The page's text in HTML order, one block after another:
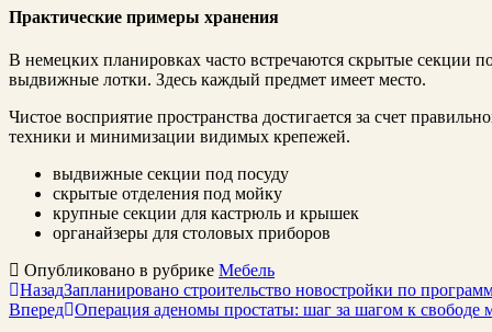
Практические примеры хранения
В немецких планировках часто встречаются скрытые секции
выдвижные лотки. Здесь каждый предмет имеет место.
Чистое восприятие пространства достигается за счет
техники и минимизации видимых крепежей.
выдвижные секции под посуду
скрытые отделения под мойку
крупные секции для кастрюль и крышек
органайзеры для столовых приборов
Опубликовано в рубрике Мебель
НазадЗапланировано строительство новостройки по
Вперед Операция аденомы простаты: шаг за шагом к свободе